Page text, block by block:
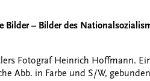
Bilder – Bilder des
Fotograf Heinrich Hoffmann.
Abb. in Farbe und S/W,